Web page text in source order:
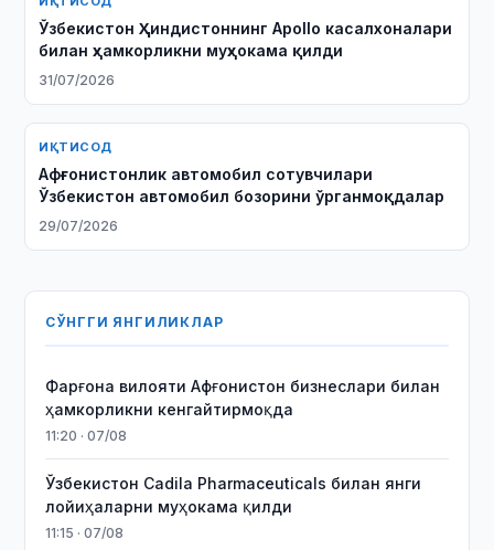
Ўзбекистон Ҳиндистоннинг Apollo касалхоналари
билан ҳамкорликни муҳокама қилди
31/07/2026
ИҚТИСОД
Афғонистонлик автомобил сотувчилари
Ўзбекистон автомобил бозорини ўрганмоқдалар
29/07/2026
СЎНГГИ ЯНГИЛИКЛАР
Фарғона вилояти Афғонистон бизнеслари билан
ҳамкорликни кенгайтирмоқда
11:20 · 07/08
Ўзбекистон Cadila Pharmaceuticals билан янги
лойиҳаларни муҳокама қилди
11:15 · 07/08